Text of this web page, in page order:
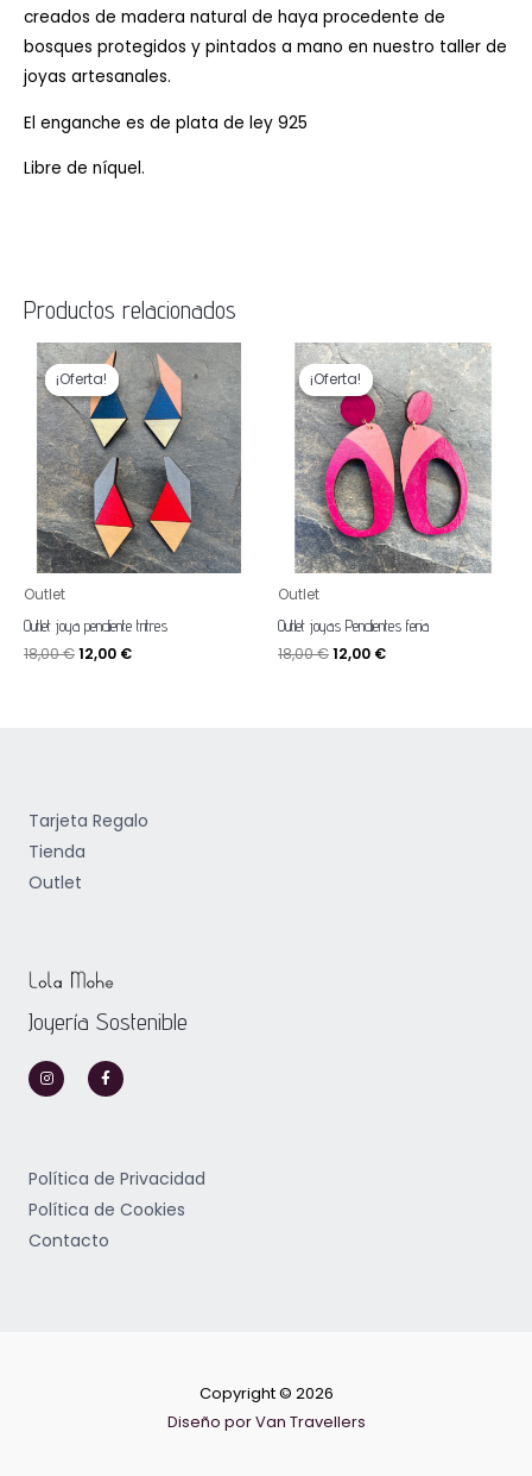
creados de madera natural de haya procedente de
bosques protegidos y pintados a mano en nuestro taller de
joyas artesanales.
El enganche es de plata de ley 925
Libre de níquel.
Productos relacionados
¡Oferta!
¡Oferta!
Outlet
Outlet joya pendiente tritres
18,00€
El
precio
original
era:
18,00 €.
12,00 €
El
precio
actual
es:
12,00 €.
¡Oferta!
¡Oferta!
Outlet
Outlet joyas Pendientes feria
18,00€
El
precio
original
era:
18,00 €.
12,00 €
El
precio
actual
es:
12,00 €.
Tarjeta Regalo
Tienda
Outlet
Joyería Sostenible
n
s
t
m
a
c
e
f
Política de Privacidad
Política de Cookies
Contacto
Copyright © 2026
Diseño por Van Travellers